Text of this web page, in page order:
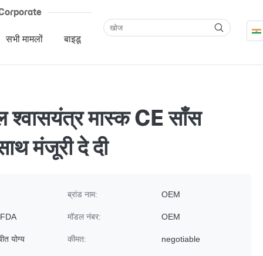
सभी मामलों बाइडू
श्वासयंत्र मास्क CE साँस
मंजूरी दे दी
ब्रांड नाम: OEM
मॉडल नंबर: OEM
योग्य कीमत: negotiable